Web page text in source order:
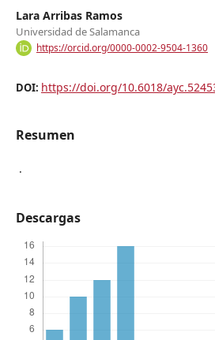
Lara Arribas Ramos
Universidad de Salamanca
https://orcid.org/0000-0002-9504-1360
DOI: https://doi.org/10.6018/
Resumen
.
Descargas